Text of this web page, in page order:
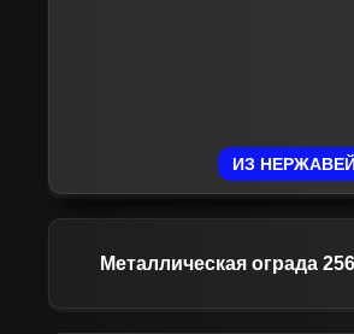
ИЗ
Металлическая ограда 256